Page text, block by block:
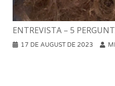
ENTREVISTA – 5
17 DE AUGUST DE 2023